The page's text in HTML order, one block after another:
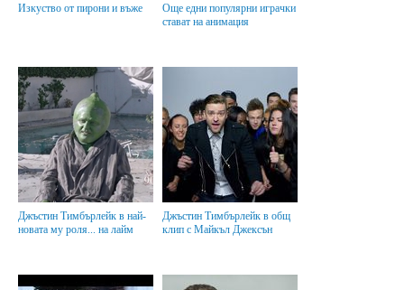
Изкуство от пирони и въже
Още едни популярни играчки
стават на анимация
Джъстин Тимбърлейк в най-
новата му роля... на лайм
Джъстин Тимбърлейк в общ
клип с Майкъл Джексън